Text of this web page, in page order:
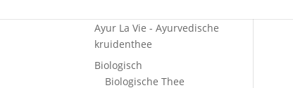
Ayur La Vie - Ayurvedische
kruidenthee
Biologisch
Biologische Thee